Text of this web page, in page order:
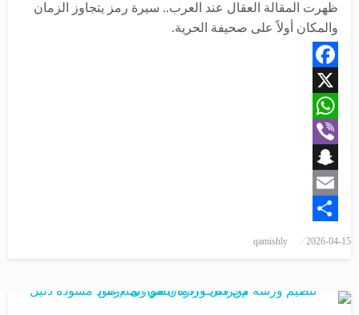
ظهرت المقالة العقال عند العرب.. سيرة رمز يتجاوز الزمان
والمكان أولاً على صحيفة الحرية.
Facebook
X
WhatsApp
Viber
Snapchat
Email
نُشر
2026-04-15
qamishly